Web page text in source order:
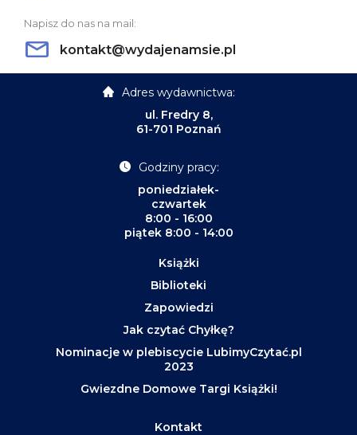
Napisz do nas na mail:
kontakt@wydajenamsie.pl
Adres wydawnictwa:
ul. Fredry 8,
61-701 Poznań
Godziny pracy:
poniedziałek-
czwartek
8:00 - 16:00
piątek 8:00 - 14:00
Książki
Biblioteki
Zapowiedzi
Jak czytać Chyłkę?
Nominacje w plebiscycie LubimyCzytać.pl
2023
Gwiezdne Domowe Targi Książki!
Kontakt